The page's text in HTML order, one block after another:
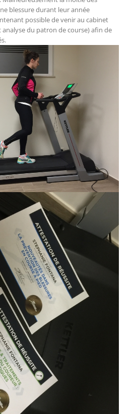
blessure durant leur année
possible de venir au cabinet
du patron de course) afin de